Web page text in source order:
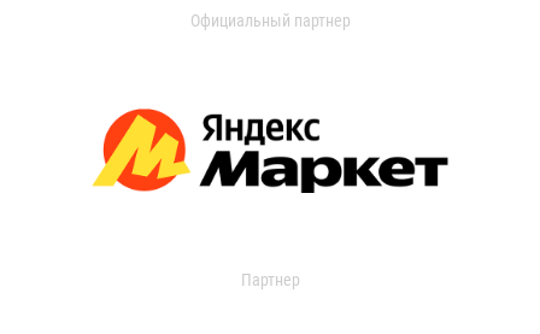
Официальный партнер
Партнер